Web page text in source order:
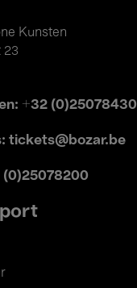
Kunsten
23
+32 (0)25078430
tickets@bozar.be
(0)25078200